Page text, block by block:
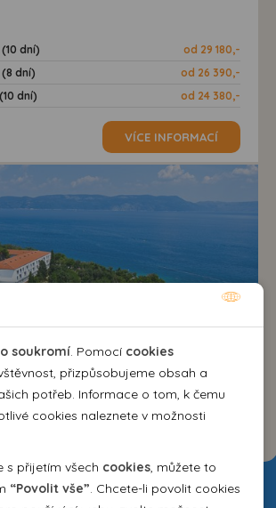
dní)
od 29 180,-
dní)
od 26 390,-
dní)
od 24 380,-
VÍCE INFORMACÍ
Sanfior****
soukromí . Pomocí cookies
přizpůsobujeme obsah a
potřeb. Informace o tom, k čemu
cookies naleznete v možnosti
s přijetím všech cookies , můžete to
“Povolit vše” . Chcete-li povolit cookies
aby byla webová stránka
umožní základní funkce jako navigace
zabezpečeným sekcím webové stránky.
správně fungovat bez těchto